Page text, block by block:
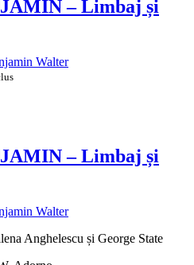
– Limbaj și
Walter
– Limbaj și
Walter
Anghelescu și George State